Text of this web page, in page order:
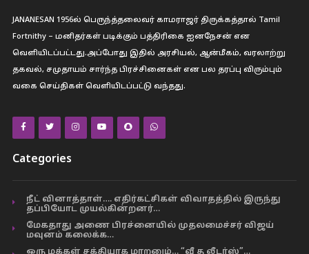
JANANESAN 1956ல் பெருந்த்தலைவர் காமராஜர் திருக்கத்தால் Tamil
Fortnithy – மனிதர்கள் படிக்கும் பத்திரிகை ஐனநேசன் என
வெளியிடப்பட்டது.அப்போது இதில் அரசியல், ஆன்மீகம், வரலாற்று
தகவல், சமுதாயம் சார்ந்த பிரச்சினைகள் என பல தரப்பு விரும்பும்
வகை செய்திகள் வெளியிடப்பட்டு வந்தது.
Categories
நீட் வினாத்தாள்…. எதிர்கட்சிகள் விவாதத்தில் இருந்து
தப்பியோட முயல்கின்றனர்…
மேகதாது அணை பிரச்னையில் முதலமைச்சர் விஜய்
மவுனம் கலைக்க…